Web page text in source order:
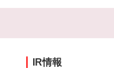
IR情報